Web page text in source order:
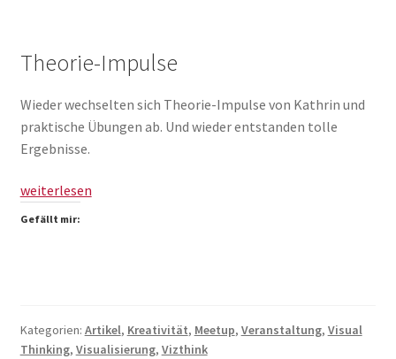
Theorie-Impulse
Wieder wechselten sich Theorie-Impulse von Kathrin und
praktische Übungen ab. Und wieder entstanden tolle
Ergebnisse.
Comic
kann
#18)
weiterlesen
Gefällt mir:
Kategorien: Artikel, Kreativität, Meetup, Veranstaltung, Visual
Thinking, Visualisierung, Vizthink